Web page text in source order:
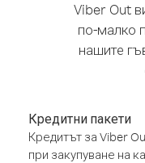
Viber Out
по-малко
нашите
Кредитни пакети
Кредитът за Viber
при закупуване на